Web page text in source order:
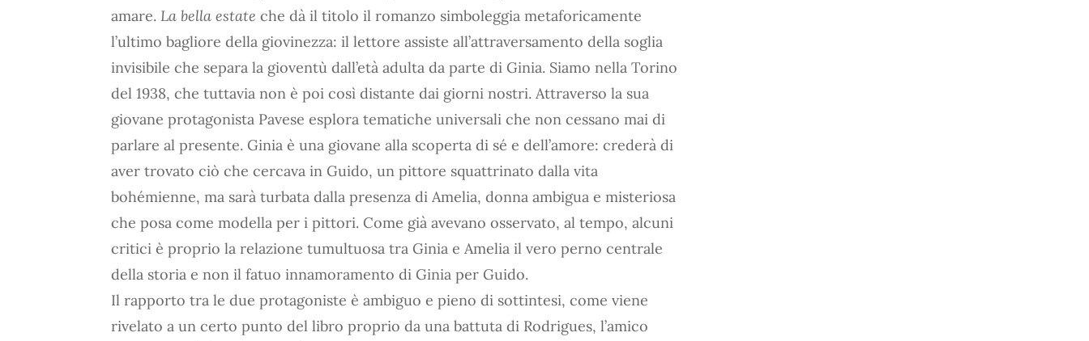
amare. La bella estate che dà il titolo il romanzo simboleggia metaforicamente
l’ultimo bagliore della giovinezza: il lettore assiste all’attraversamento della soglia
invisibile che separa la gioventù dall’età adulta da parte di Ginia. Siamo nella Torino
del 1938, che tuttavia non è poi così distante dai giorni nostri. Attraverso la sua
giovane protagonista Pavese esplora tematiche universali che non cessano mai di
parlare al presente. Ginia è una giovane alla scoperta di sé e dell’amore: crederà di
aver trovato ciò che cercava in Guido, un pittore squattrinato dalla vita
bohémienne, ma sarà turbata dalla presenza di Amelia, donna ambigua e misteriosa
che posa come modella per i pittori. Come già avevano osservato, al tempo, alcuni
critici è proprio la relazione tumultuosa tra Ginia e Amelia il vero perno centrale
della storia e non il fatuo innamoramento di Ginia per Guido.
Il rapporto tra le due protagoniste è ambiguo e pieno di sottintesi, come viene
rivelato a un certo punto del libro proprio da una battuta di Rodrigues, l’amico